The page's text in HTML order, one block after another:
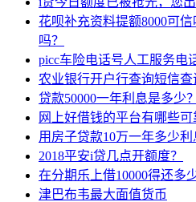
花呗补充资料提额8000可
吗？
picc车险电话号人工服务电
农业银行开户行查询短信查
贷款50000一年利息是多少
网上好借钱的平台有哪些可
用房子贷款10万一年多少利
2018平安i贷几点开额度？
在分期乐上借10000得还多少
津巴布韦最大面值货币